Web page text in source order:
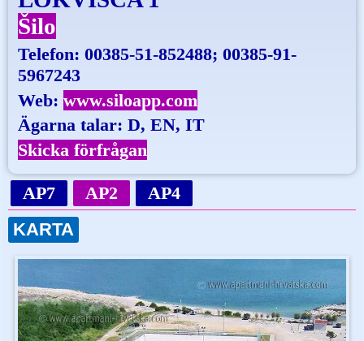
Šilo
Telefon:00385-51-852488; 00385-91-
5967243
Web:www.siloapp.com
Ägarna talar: D, EN, IT
Skicka förfrågan
AP7 AP2
AP4
KARTA